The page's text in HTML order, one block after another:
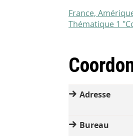
France,
Thématique 1
Adresse
Bureau